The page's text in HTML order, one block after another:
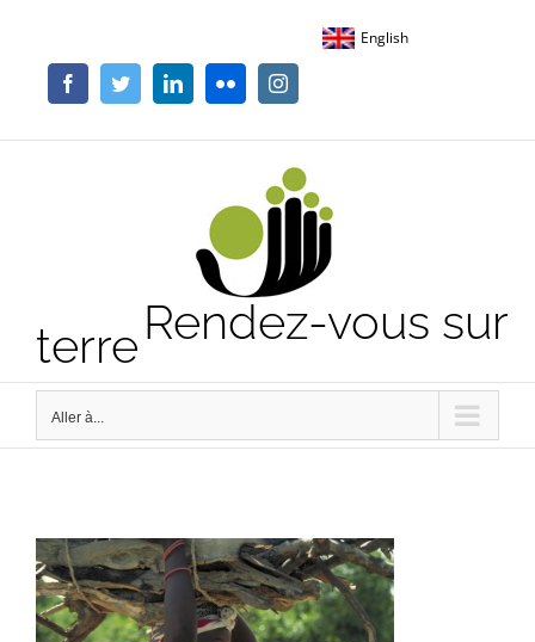
contenu
English
FacebookTwitterLinkedInFlickr Instagram
Rendez-vous sur
terre
Aller à...